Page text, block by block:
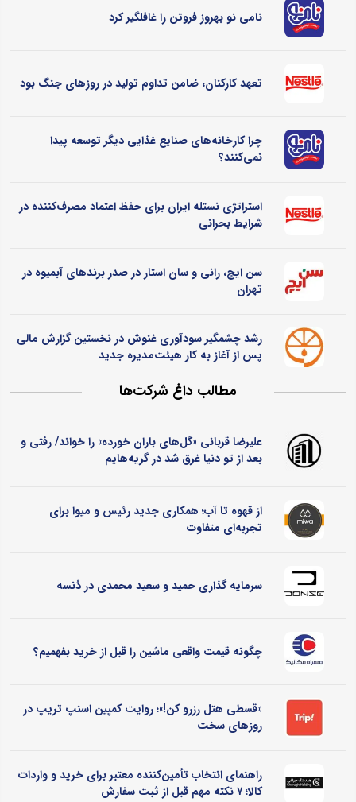
نامی نو بهروز فروتن را غافلگیر کرد
تعهد کارکنان، ضامن تداوم تولید در روزهای جنگ بود
چرا کارخانه‌های صنایع غذایی دیگر توسعه پیدا
نمی‌کنند؟
استراتژی نستله ایران برای حفظ اعتماد مصرف‌کننده در
شرایط بحرانی
سن ایچ، رانی و سان استار در صدر برندهای آبمیوه در
تهران
رشد چشمگیر سودآوری غنوش در نخستین گزارش مالی
پس از آغاز به کار هیئت‌مدیره جدید
مطالب داغ شرکت‌ها
علیرضا قربانی «گل‌های باران خورده» را خواند/ رفتی و
بعد از تو دنیا غرق شد در گریه‌هایم
از قهوه تا آب؛ همکاری جدید رئیس و میوا برای
تجربه‌ای متفاوت
سرمایه گذاری حمید و سعید محمدی در دُنسه
چگونه قیمت واقعی ماشین را قبل از خرید بفهمیم؟
«قسطی هتل رزرو کن!»؛ روایت کمپین اسنپ تریپ در
روزهای سخت
راهنمای انتخاب تأمین‌کننده معتبر برای خرید و واردات
کالا؛ ۷ نکته مهم قبل از ثبت سفارش